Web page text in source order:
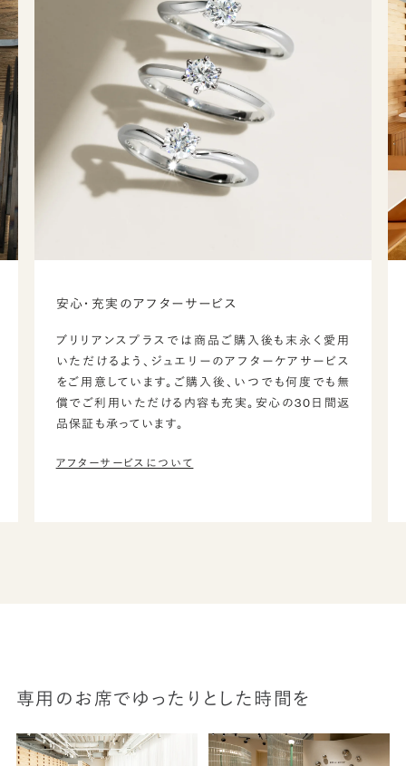
安心・充実のアフターサービス
ブリリアンスプラスでは商品ご購入後も末永く愛用
いただけるよう、ジュエリーのアフターケアサービス
をご用意しています。ご購入後、いつでも何度でも無
償でご利用いただける内容も充実。安心の30日間返
品保証も承っています。
アフターサービスについて
専用のお席でゆったりとした時間を